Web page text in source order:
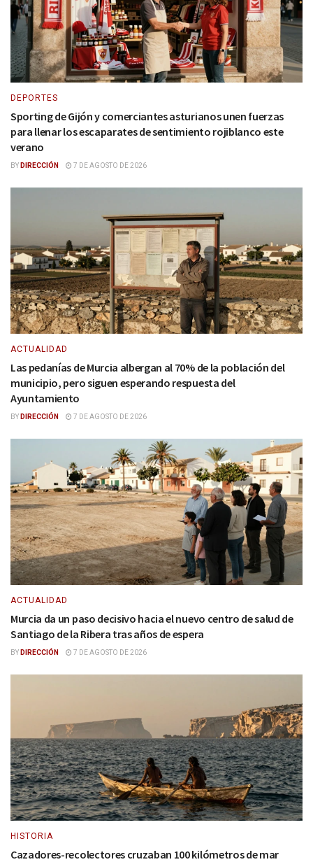
DEPORTES
Sporting de Gijón y comerciantes asturianos unen fuerzas
para llenar los escaparates de sentimiento rojiblanco este
verano
BY DIRECCIÓN 7 DE AGOSTO DE 2026
ACTUALIDAD
Las pedanías de Murcia albergan al 70% de la población del
municipio, pero siguen esperando respuesta del
Ayuntamiento
BY DIRECCIÓN 7 DE AGOSTO DE 2026
ACTUALIDAD
Murcia da un paso decisivo hacia el nuevo centro de salud de
Santiago de la Ribera tras años de espera
BY DIRECCIÓN 7 DE AGOSTO DE 2026
HISTORIA
Cazadores-recolectores cruzaban 100 kilómetros de mar